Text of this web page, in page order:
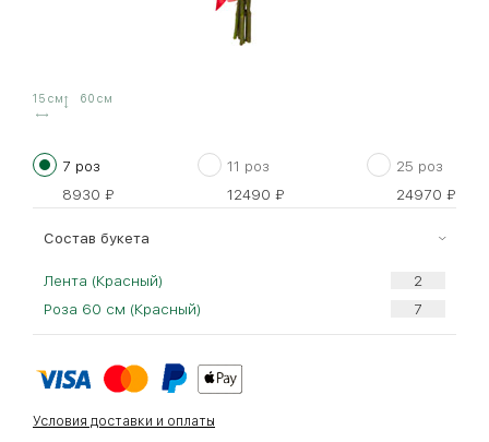
15 см 60 см
7 роз
8930 ₽
11 роз
12490 ₽
25 роз
24970 ₽
Cостав букета
Лента (Красный)
Роза 60 см (Красный)
Условия доставки и оплаты